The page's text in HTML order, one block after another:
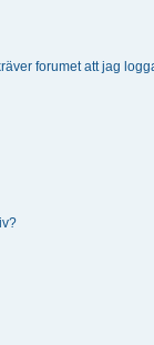
forumet att jag